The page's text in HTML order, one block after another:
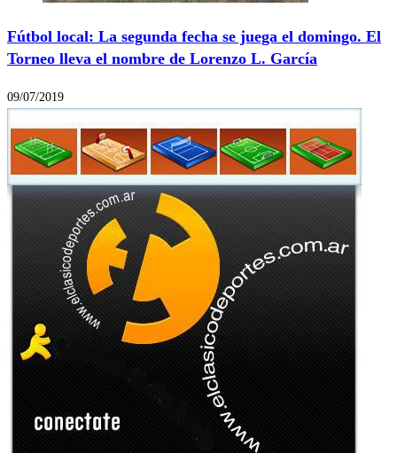
Fútbol local: La segunda fecha se juega el domingo. El
Torneo lleva el nombre de Lorenzo L. García
09/07/2019